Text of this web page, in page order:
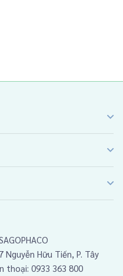
Nguyễn Hữu Tiến, P. Tây
thoại: 0933 363 800